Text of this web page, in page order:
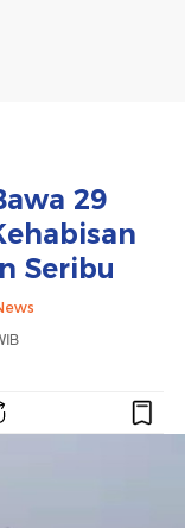
29
Seribu